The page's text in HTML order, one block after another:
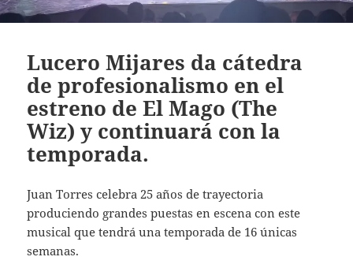
Lucero Mijares da cátedra
de profesionalismo en el
estreno de El Mago (The
Wiz) y continuará con la
temporada.
Juan Torres celebra 25 años de trayectoria
produciendo grandes puestas en escena con este
musical que tendrá una temporada de 16 únicas
semanas.